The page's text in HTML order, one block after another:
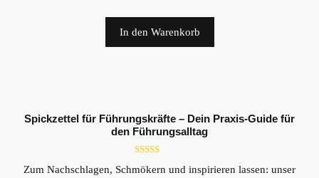
In den Warenkorb
Spickzettel für Führungskräfte – Dein Praxis-Guide für
den Führungsalltag
von 5
Zum Nachschlagen, Schmökern und inspirieren lassen: unser